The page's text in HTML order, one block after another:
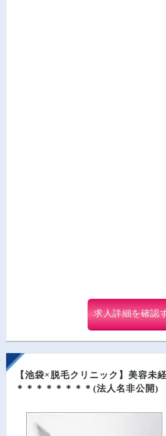
求人詳細を確認
【池袋×脱毛クリニック】美容未
＊＊＊＊＊＊＊＊(法人名非公開)